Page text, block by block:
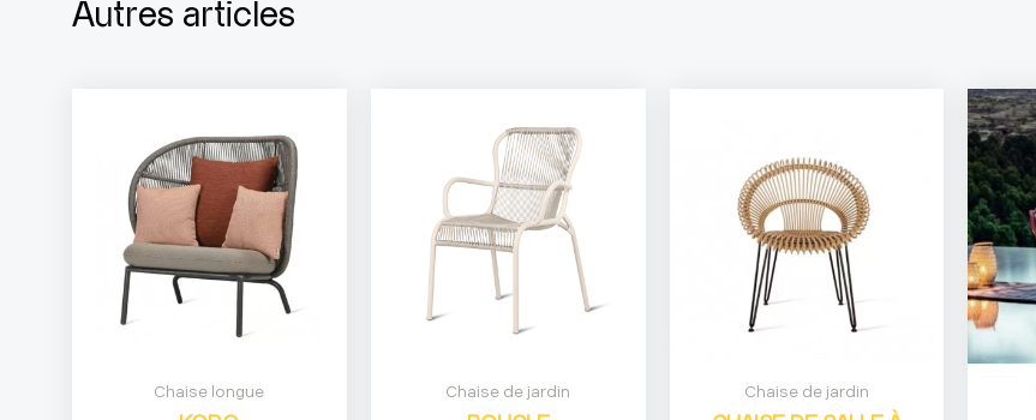
Autres articles
Chaise longue Chaise de jardin Chaise de jardin